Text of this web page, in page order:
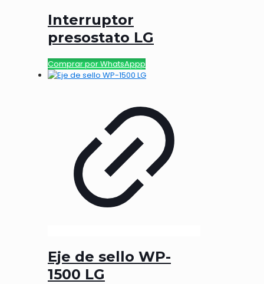
Interruptor
presostato LG
Comprar por WhatsAppp
Eje de sello WP-
1500 LG